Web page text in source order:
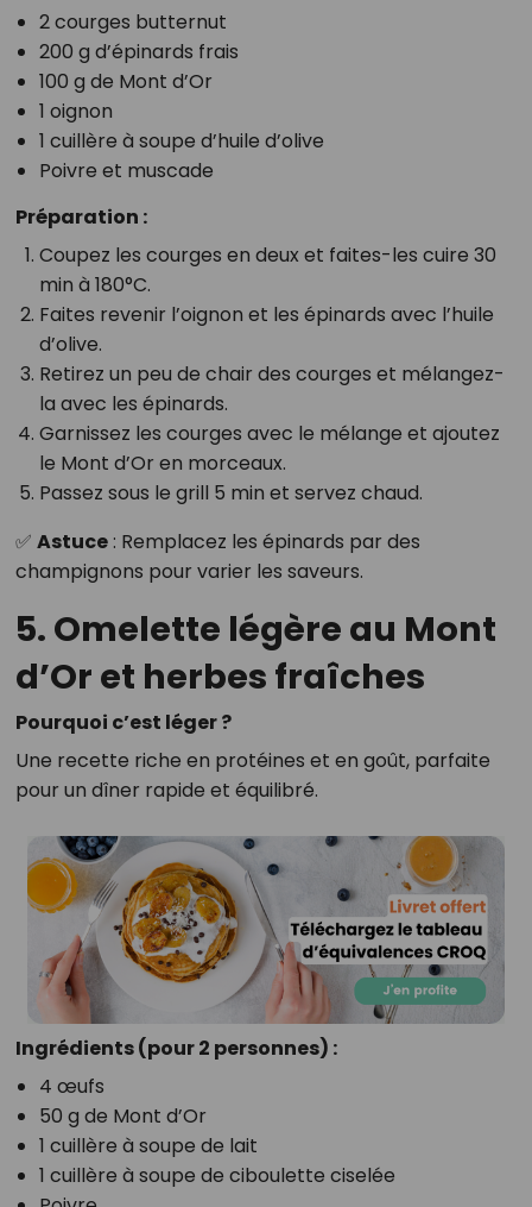
2 courges butternut
200 g d’épinards frais
100 g de Mont d’Or
1 oignon
1 cuillère à soupe d’huile d’olive
Poivre et muscade
Préparation :
Coupez les courges en deux et faites-les cuire 30
min à 180°C.
Faites revenir l’oignon et les épinards avec l’huile
d’olive.
Retirez un peu de chair des courges et mélangez-
la avec les épinards.
Garnissez les courges avec le mélange et ajoutez
le Mont d’Or en morceaux.
Passez sous le grill 5 min et servez chaud.
✅ Astuce: Remplacez les épinards par des
champignons pour varier les saveurs.
5. Omelette légère au Mont
d’Or et herbes fraîches
Pourquoi c’est léger ?
Une recette riche en protéines et en goût, parfaite
pour un dîner rapide et équilibré.
Ingrédients (pour 2 personnes) :
4 œufs
50 g de Mont d’Or
1 cuillère à soupe de lait
1 cuillère à soupe de ciboulette ciselée